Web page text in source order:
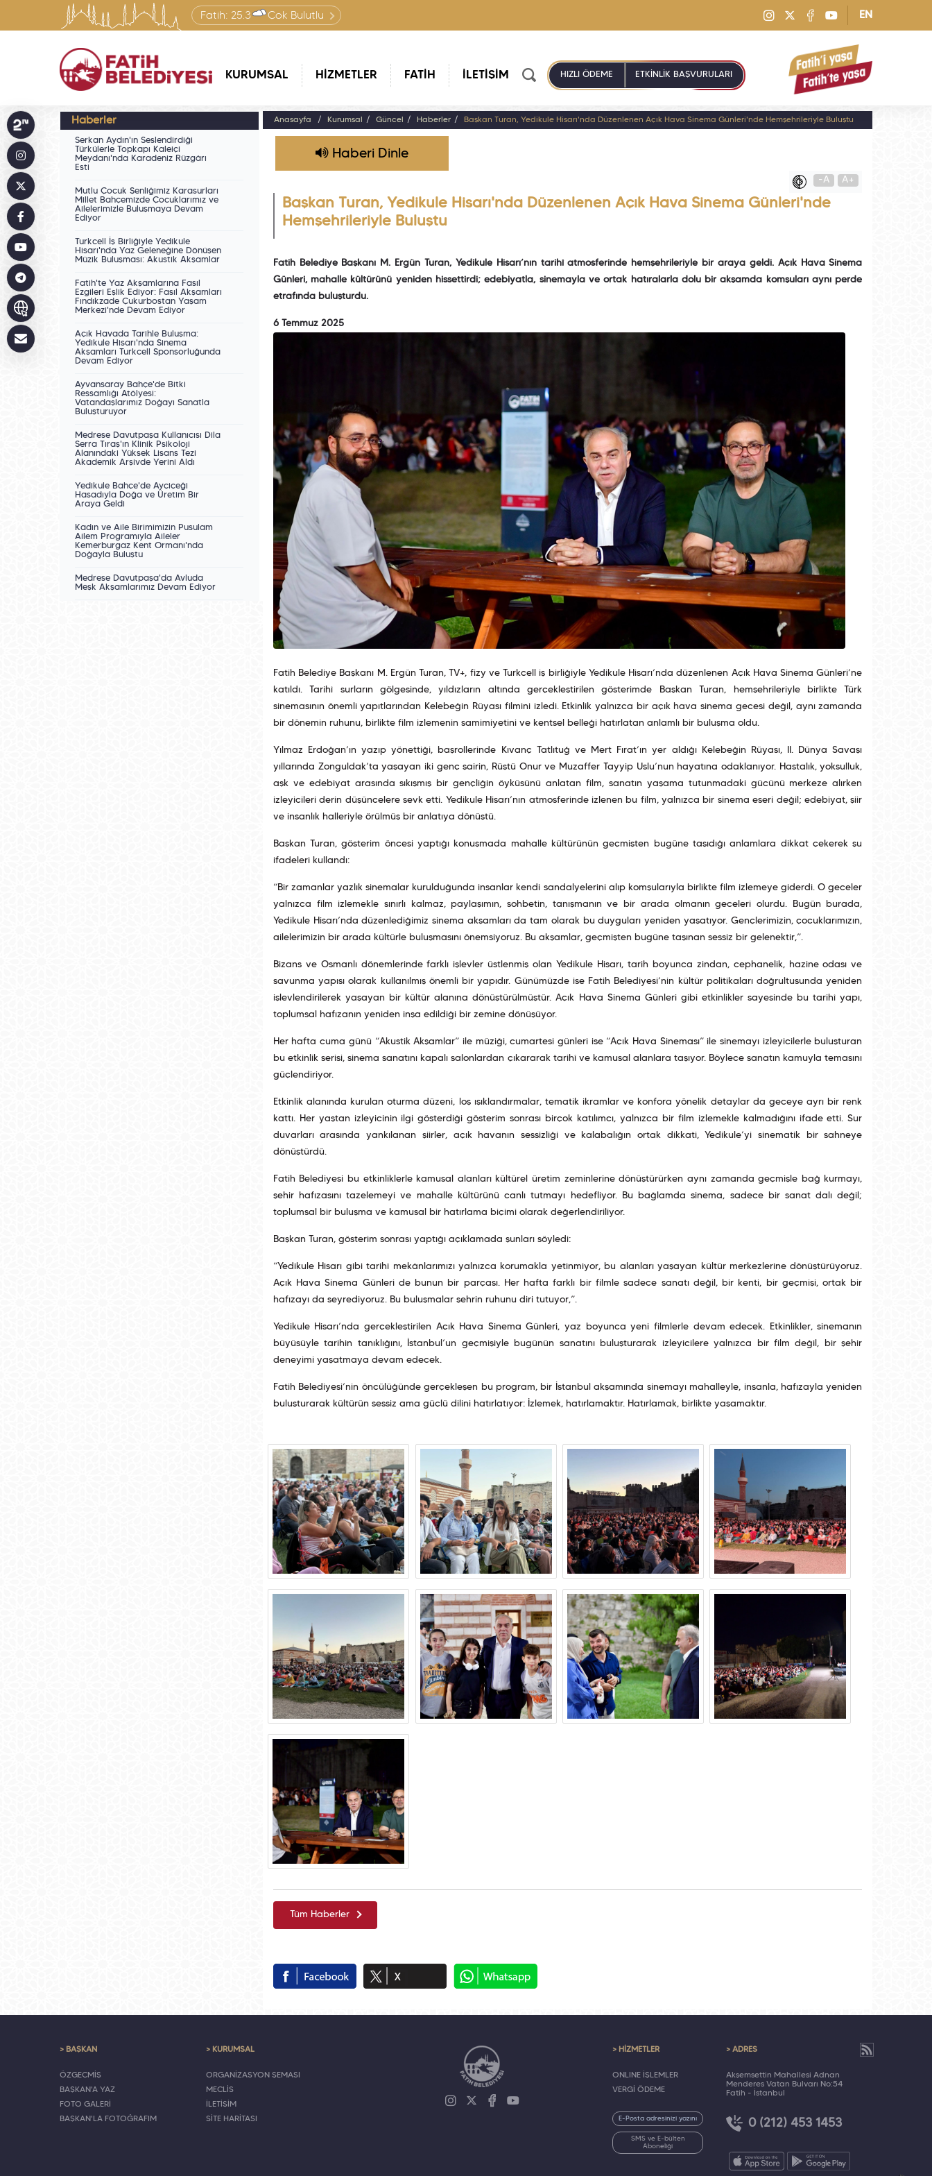
Fatih: 25.3 Çok Bulutlu EN
KURUMSAL HİZMETLER FATİH İLETİŞİM HIZLI ÖDEME ETKİNLİK BAŞVURULARI
Haberler
Serkan Aydın'ın Seslendirdiği
Türkülerle Topkapı Kaleiçi
Meydanı'nda Karadeniz Rüzgârı
Esti
Mutlu Çocuk Şenliğimiz Karasurları
Millet Bahçemizde Çocuklarımız ve
Ailelerimizle Buluşmaya Devam
Ediyor
Turkcell İş Birliğiyle Yedikule
Hisarı'nda Yaz Geleneğine Dönüşen
Müzik Buluşması: Akustik Akşamlar
Fatih'te Yaz Akşamlarına Fasıl
Ezgileri Eşlik Ediyor: Fasıl Akşamları
Fındıkzade Çukurbostan Yaşam
Merkezi'nde Devam Ediyor
Açık Havada Tarihle Buluşma:
Yedikule Hisarı'nda Sinema
Akşamları Turkcell Sponsorluğunda
Devam Ediyor
Ayvansaray Bahçe'de Bitki
Ressamlığı Atölyesi:
Vatandaşlarımız Doğayı Sanatla
Buluşturuyor
Medrese Davutpaşa Kullanıcısı Dila
Serra Tıraş'ın Klinik Psikoloji
Alanındaki Yüksek Lisans Tezi
Akademik Arşivde Yerini Aldı
Yedikule Bahçe'de Ayçiçeği
Hasadıyla Doğa ve Üretim Bir
Araya Geldi
Kadın ve Aile Birimimizin Pusulam
Ailem Programıyla Aileler
Kemerburgaz Kent Ormanı'nda
Doğayla Buluştu
Medrese Davutpaşa'da Avluda
Meşk Akşamlarımız Devam Ediyor
Anasayfa Kurumsal Güncel Haberler Başkan Turan, Yedikule Hisarı'nda Düzenlenen Açık Hava Sinema Günleri'nde Hemşehrileriyle Buluştu
Haberi Dinle
-A A+
Başkan Turan, Yedikule Hisarı'nda Düzenlenen Açık Hava Sinema Günleri'nde
Hemşehrileriyle Buluştu
Fatih Belediye Başkanı M. Ergün Turan, Yedikule Hisarı’nın tarihî atmosferinde hemşehrileriyle bir araya geldi. Açık Hava Sinema
Günleri, mahalle kültürünü yeniden hissettirdi; edebiyatla, sinemayla ve ortak hatıralarla dolu bir akşamda komşuları aynı perde
etrafında buluşturdu.
6 Temmuz 2025
Fatih Belediye Başkanı M. Ergün Turan, TV+, fizy ve Turkcell iş birliğiyle Yedikule Hisarı’nda düzenlenen Açık Hava Sinema Günleri’ne
katıldı. Tarihî surların gölgesinde, yıldızların altında gerçekleştirilen gösterimde Başkan Turan, hemşehrileriyle birlikte Türk
sinemasının önemli yapıtlarından Kelebeğin Rüyası filmini izledi. Etkinlik yalnızca bir açık hava sinema gecesi değil, aynı zamanda
bir dönemin ruhunu, birlikte film izlemenin samimiyetini ve kentsel belleği hatırlatan anlamlı bir buluşma oldu.
Yılmaz Erdoğan’ın yazıp yönettiği, başrollerinde Kıvanç Tatlıtuğ ve Mert Fırat’ın yer aldığı Kelebeğin Rüyası, II. Dünya Savaşı
yıllarında Zonguldak’ta yaşayan iki genç şairin, Rüştü Onur ve Muzaffer Tayyip Uslu’nun hayatına odaklanıyor. Hastalık, yoksulluk,
aşk ve edebiyat arasında sıkışmış bir gençliğin öyküsünü anlatan film, sanatın yaşama tutunmadaki gücünü merkeze alırken
izleyicileri derin düşüncelere sevk etti. Yedikule Hisarı’nın atmosferinde izlenen bu film, yalnızca bir sinema eseri değil; edebiyat, şiir
ve insanlık halleriyle örülmüş bir anlatıya dönüştü.
Başkan Turan, gösterim öncesi yaptığı konuşmada mahalle kültürünün geçmişten bugüne taşıdığı anlamlara dikkat çekerek şu
ifadeleri kullandı:
“Bir zamanlar yazlık sinemalar kurulduğunda insanlar kendi sandalyelerini alıp komşularıyla birlikte film izlemeye giderdi. O geceler
yalnızca film izlemekle sınırlı kalmaz, paylaşımın, sohbetin, tanışmanın ve bir arada olmanın geceleri olurdu. Bugün burada,
Yedikule Hisarı’nda düzenlediğimiz sinema akşamları da tam olarak bu duyguları yeniden yaşatıyor. Gençlerimizin, çocuklarımızın,
ailelerimizin bir arada kültürle buluşmasını önemsiyoruz. Bu akşamlar, geçmişten bugüne taşınan sessiz bir gelenektir,”.
Bizans ve Osmanlı dönemlerinde farklı işlevler üstlenmiş olan Yedikule Hisarı, tarih boyunca zindan, cephanelik, hazine odası ve
savunma yapısı olarak kullanılmış önemli bir yapıdır. Günümüzde ise Fatih Belediyesi’nin kültür politikaları doğrultusunda yeniden
işlevlendirilerek yaşayan bir kültür alanına dönüştürülmüştür. Açık Hava Sinema Günleri gibi etkinlikler sayesinde bu tarihî yapı,
toplumsal hafızanın yeniden inşa edildiği bir zemine dönüşüyor.
Her hafta cuma günü “Akustik Akşamlar” ile müziği, cumartesi günleri ise “Açık Hava Sineması” ile sinemayı izleyicilerle buluşturan
bu etkinlik serisi, sinema sanatını kapalı salonlardan çıkararak tarihî ve kamusal alanlara taşıyor. Böylece sanatın kamuyla temasını
güçlendiriyor.
Etkinlik alanında kurulan oturma düzeni, loş ışıklandırmalar, tematik ikramlar ve konfora yönelik detaylar da geceye ayrı bir renk
kattı. Her yaştan izleyicinin ilgi gösterdiği gösterim sonrası birçok katılımcı, yalnızca bir film izlemekle kalmadığını ifade etti. Sur
duvarları arasında yankılanan şiirler, açık havanın sessizliği ve kalabalığın ortak dikkati, Yedikule’yi sinematik bir sahneye
dönüştürdü.
Fatih Belediyesi bu etkinliklerle kamusal alanları kültürel üretim zeminlerine dönüştürürken aynı zamanda geçmişle bağ kurmayı,
şehir hafızasını tazelemeyi ve mahalle kültürünü canlı tutmayı hedefliyor. Bu bağlamda sinema, sadece bir sanat dalı değil;
toplumsal bir buluşma ve kamusal bir hatırlama biçimi olarak değerlendiriliyor.
Başkan Turan, gösterim sonrası yaptığı açıklamada şunları söyledi:
“Yedikule Hisarı gibi tarihî mekânlarımızı yalnızca korumakla yetinmiyor, bu alanları yaşayan kültür merkezlerine dönüştürüyoruz.
Açık Hava Sinema Günleri de bunun bir parçası. Her hafta farklı bir filmle sadece sanatı değil, bir kenti, bir geçmişi, ortak bir
hafızayı da seyrediyoruz. Bu buluşmalar şehrin ruhunu diri tutuyor,”.
Yedikule Hisarı’nda gerçekleştirilen Açık Hava Sinema Günleri, yaz boyunca yeni filmlerle devam edecek. Etkinlikler, sinemanın
büyüsüyle tarihin tanıklığını, İstanbul’un geçmişiyle bugünün sanatını buluşturarak izleyicilere yalnızca bir film değil, bir şehir
deneyimi yaşatmaya devam edecek.
Fatih Belediyesi’nin öncülüğünde gerçekleşen bu program, bir İstanbul akşamında sinemayı mahalleyle, insanla, hafızayla yeniden
buluşturarak kültürün sessiz ama güçlü dilini hatırlatıyor: İzlemek, hatırlamaktır. Hatırlamak, birlikte yaşamaktır.
Tüm Haberler
> BAŞKAN
ÖZGEÇMİŞ
BAŞKAN'A YAZ
FOTO GALERİ
BAŞKAN'LA FOTOĞRAFIM
> KURUMSAL
ORGANİZASYON ŞEMASI
MECLİS
İLETİŞİM
SİTE HARİTASI
> HİZMETLER
ONLINE İŞLEMLER
VERGİ ÖDEME
SMS ve E-bülten
Aboneliği
> ADRES
Akşemsettin Mahallesi Adnan
Menderes Vatan Bulvarı No:54
Fatih - İstanbul
0 (212) 453 1453